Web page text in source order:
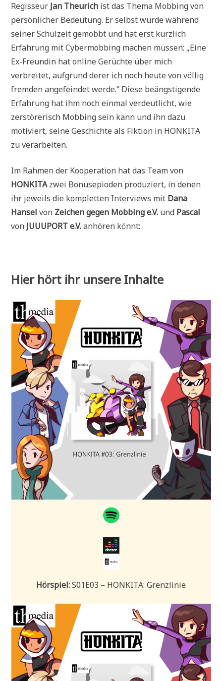
Regisseur Jan Theurich ist das Thema Mobbing von
persönlicher Bedeutung. Er selbst wurde während
seiner Schulzeit gemobbt und hat erst kürzlich
Erfahrung mit Cybermobbing machen müssen: „Eine
Ex-Freundin hat online Gerüchte über mich
verbreitet, aufgrund derer ich noch heute von völlig
fremden angefeindet werde.“ Diese beängstigende
Erfahrung hat ihm noch einmal verdeutlicht, wie
zerstörerisch Mobbing sein kann und ihn dazu
motiviert, seine Geschichte als Fiktion in HONKITA
zu verarbeiten.
Im Rahmen der Kooperation hat das Team von
HONKITAzwei Bonusepioden produziert, in denen
ihr jeweils die kompletten Interviews mit Dana
Hansel von Zeichen gegen Mobbing e.V. und Pascal
von JUUUPORT e.V.anhören könnt:
Hier hört ihr unsere Inhalte
Hörspiel:S01E03 – HONKITA: Grenzlinie